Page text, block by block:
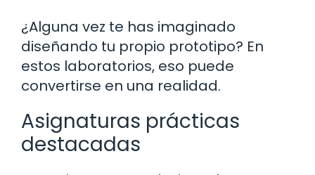
¿Alguna vez te has imaginado
diseñando tu propio prototipo? En
estos laboratorios, eso puede
convertirse en una realidad.
Asignaturas prácticas
destacadas